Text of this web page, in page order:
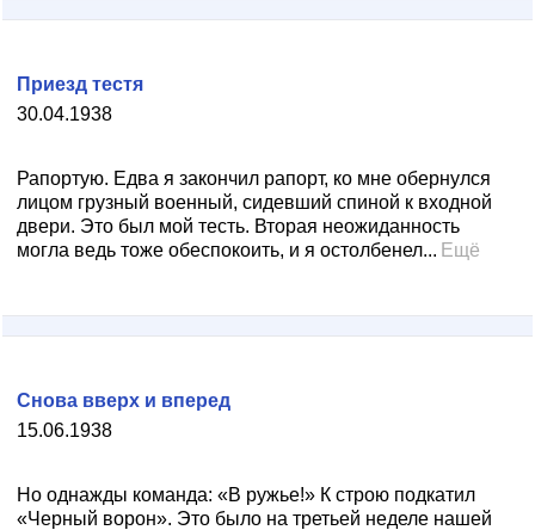
30.04.1938
Приезд тестя
Рапортую. Едва я закончил рапорт, ко мне обернулся
лицом грузный военный, сидевший спиной к входной
двери. Это был мой тесть. Вторая неожиданность
могла ведь тоже обеспокоить, и я остолбенел... Ещё
15.06.1938
Снова вверх и вперед
Но однажды команда: «В ружье!» К строю подкатил
«Черный ворон». Это было на третьей неделе нашей